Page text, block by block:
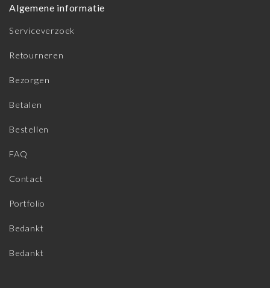
Algemene informatie
Serviceverzoek
Retourneren
Bezorgen
Betalen
Bestellen
FAQ
Contact
Portfolio
Bedankt
Bedankt